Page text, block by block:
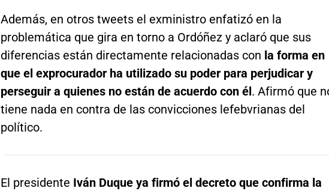
Además, en otros tweets el exministro enfatizó en la
problemática que gira en torno a Ordóñez y aclaró que sus
diferencias están directamente relacionadas con la forma en
que el exprocurador ha utilizado su poder para perjudicar y
perseguir a quienes no están de acuerdo con él. Afirmó que
tiene nada en contra de las convicciones lefebvrianas del
político.
El presidente Iván Duque ya firmó el decreto que confirma la